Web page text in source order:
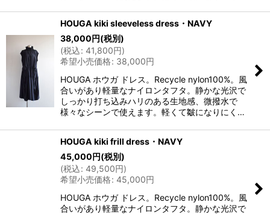
HOUGA kiki sleeveless dress・NAVY
38,000円(税別)
(税込: 41,800円)
希望小売価格: 38,000円
HOUGA ホウガ ドレス。Recycle nylon100%。風
合いがあり軽量なナイロンタフタ。静かな光沢で
しっかり打ち込みハリのある生地感、微撥水で
様々なシーンで使えます。軽くて皺になりにく…
HOUGA kiki frill dress・NAVY
45,000円(税別)
(税込: 49,500円)
希望小売価格: 45,000円
HOUGA ホウガ ドレス。Recycle nylon100%。風
合いがあり軽量なナイロンタフタ。静かな光沢で